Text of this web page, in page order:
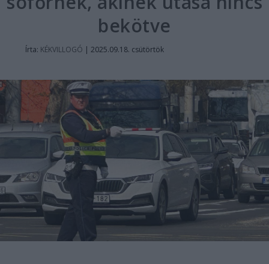
bekötve
Írta: KÉKVILLOGÓ | 2025.09.18. csütörtök